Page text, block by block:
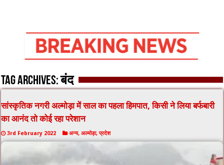
Tag Archives:बंद
सांस्कृतिक नगरी अल्मोड़ा में साल का पहला हिमपात, किसी ने लिया बर्फबारी
का आनंद तो कोई रहा परेशान
3rd February 2022 अन्य,अल्मोड़ा,प्रदेश